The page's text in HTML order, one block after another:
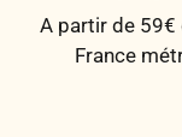
A partir de 59€
France